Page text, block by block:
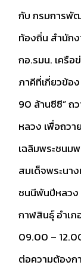
กับ กรมการพั
ท้องถิ่น สำนัก
กอ.รมน. เครื
ภาคีที่เกี่ยวข้อ
90 ล้านซีซี” ถ
หลวง เพื่อถวา
เฉลิมพระชนม
สมเด็จพระนา
ชนนีพันปีหลวง
กาฬสินธุ์ อำเ
09.00 –
ต่อความต้องก